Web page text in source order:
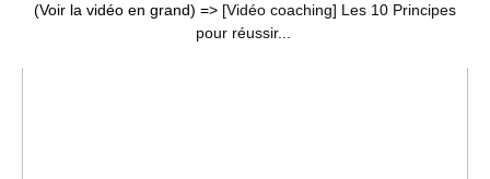
(Voir la vidéo en grand) => [Vidéo coaching] Les 10 Principes
pour réussir...